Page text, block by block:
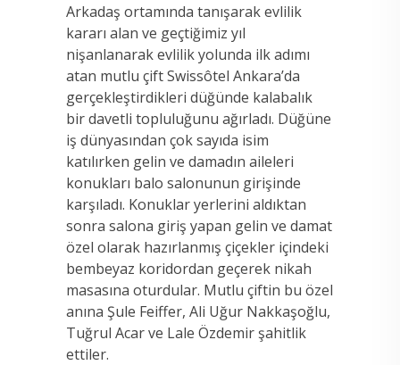
Arkadaş ortamında tanışarak evlilik
kararı alan ve geçtiğimiz yıl
nişanlanarak evlilik yolunda ilk adımı
atan mutlu çift Swissôtel Ankara’da
gerçekleştirdikleri düğünde kalabalık
bir davetli topluluğunu ağırladı. Düğüne
iş dünyasından çok sayıda isim
katılırken gelin ve damadın aileleri
konukları balo salonunun girişinde
karşıladı. Konuklar yerlerini aldıktan
sonra salona giriş yapan gelin ve damat
özel olarak hazırlanmış çiçekler içindeki
bembeyaz koridordan geçerek nikah
masasına oturdular. Mutlu çiftin bu özel
anına Şule Feiffer, Ali Uğur Nakkaşoğlu,
Tuğrul Acar ve Lale Özdemir şahitlik
ettiler.